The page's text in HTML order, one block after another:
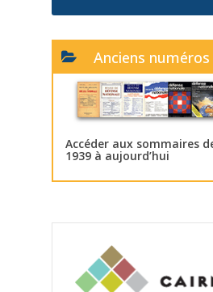
Anciens numéros
Accéder aux sommaires
1939 à aujourd’hui